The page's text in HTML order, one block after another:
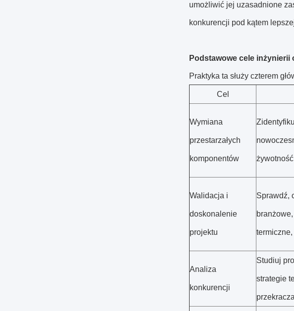
umożliwić jej uzasadnione
konkurencji pod kątem
Podstawowe cele inżynierii
Praktyka ta służy czterem
Cel
Wymiana
przestarzałych
komponentów
Walidacja i
doskonalenie
projektu
Sprawdź,
termiczne,
Analiza
konkurencji
Studiuj
strategie